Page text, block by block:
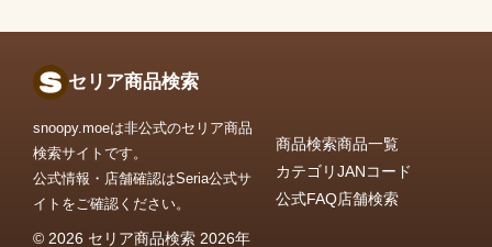
セリア商品検索
snoopy.moeは非公式のセリア商品
検索サイトです。
公式情報・店舗確認はSeria公式サ
イトをご確認ください。
© 2026 セリア商品検索 2026年
商品検索商品一覧
カテゴリJANコード
公式FAQ店舗検索